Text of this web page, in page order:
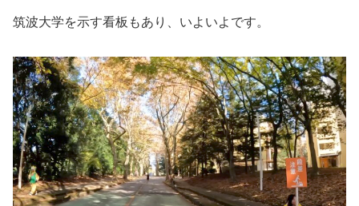
筑波大学を示す看板もあり、いよいよです。